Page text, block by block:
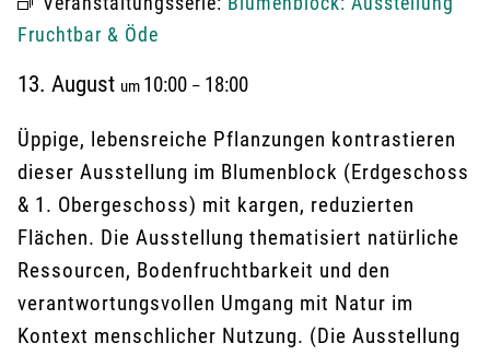
Fruchtbar & Öde
13. August um 10:00 – 18:00
Üppige, lebensreiche Pflanzungen kontrastieren
dieser Ausstellung im Blumenblock (Erdgeschoss
& 1. Obergeschoss) mit kargen, reduzierten
Flächen. Die Ausstellung thematisiert natürliche
Ressourcen, Bodenfruchtbarkeit und den
verantwortungsvollen Umgang mit Natur im
Kontext menschlicher Nutzung. (Die Ausstellung